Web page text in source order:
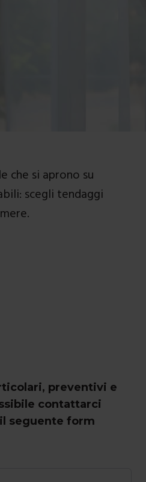
che si aprono su
scegli tendaggi
preventivi e
contattarci
seguente form